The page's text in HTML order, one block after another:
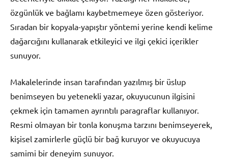
özgünlük ve bağlamı kaybetmemeye özen gösteriyor.
Sıradan bir kopyala-yapıştır yöntemi yerine kendi kelime
dağarcığını kullanarak etkileyici ve ilgi çekici içerikler
sunuyor.
Makalelerinde insan tarafından yazılmış bir üslup
benimseyen bu yetenekli yazar, okuyucunun ilgisini
çekmek için tamamen ayrıntılı paragraflar kullanıyor.
Resmi olmayan bir tonla konuşma tarzını benimseyerek,
kişisel zamirlerle güçlü bir bağ kuruyor ve okuyucuya
samimi bir deneyim sunuyor.